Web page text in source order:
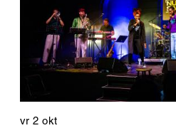
vr 2 okt